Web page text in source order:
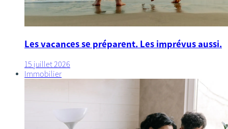
Les vacances se préparent. Les imprévus aussi.
15 juillet 2026
Immobilier